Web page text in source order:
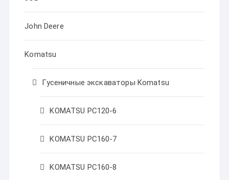
John Deere
Komatsu
Гусеничные экскаваторы Komatsu
KOMATSU PC120-6
KOMATSU PC160-7
KOMATSU PC160-8